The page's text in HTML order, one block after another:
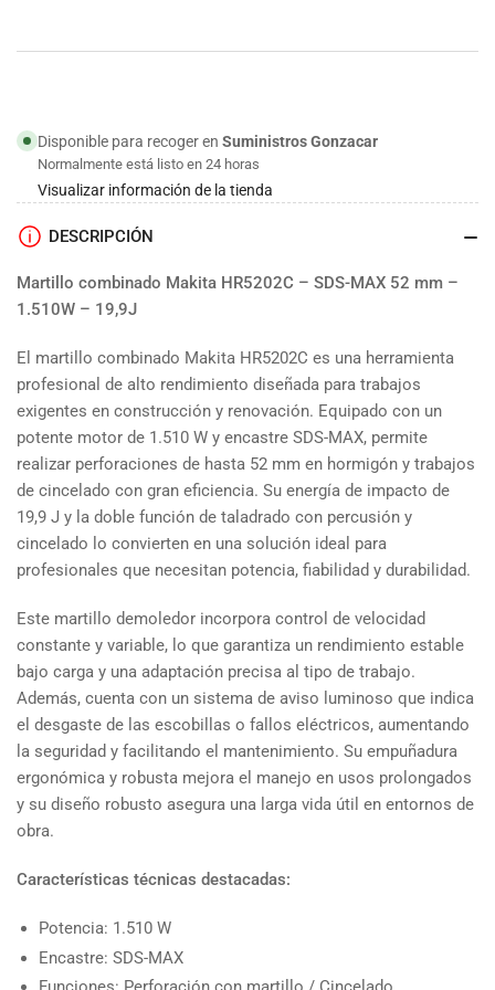
Disponible para recoger en Suministros Gonzacar
Normalmente está listo en 24 horas
Visualizar información de la tienda
DESCRIPCIÓN
Martillo combinado Makita HR5202C – SDS-MAX 52 mm –
1.510W – 19,9J
El martillo combinado Makita HR5202C es una herramienta
profesional de alto rendimiento diseñada para trabajos
exigentes en construcción y renovación. Equipado con un
potente motor de 1.510 W y encastre SDS-MAX, permite
realizar perforaciones de hasta 52 mm en hormigón y trabajos
de cincelado con gran eficiencia. Su energía de impacto de
19,9 J y la doble función de taladrado con percusión y
cincelado lo convierten en una solución ideal para
profesionales que necesitan potencia, fiabilidad y durabilidad.
Este martillo demoledor incorpora control de velocidad
constante y variable, lo que garantiza un rendimiento estable
bajo carga y una adaptación precisa al tipo de trabajo.
Además, cuenta con un sistema de aviso luminoso que indica
el desgaste de las escobillas o fallos eléctricos, aumentando
la seguridad y facilitando el mantenimiento. Su empuñadura
ergonómica y robusta mejora el manejo en usos prolongados
y su diseño robusto asegura una larga vida útil en entornos de
obra.
Características técnicas destacadas:
Potencia: 1.510 W
Encastre: SDS-MAX